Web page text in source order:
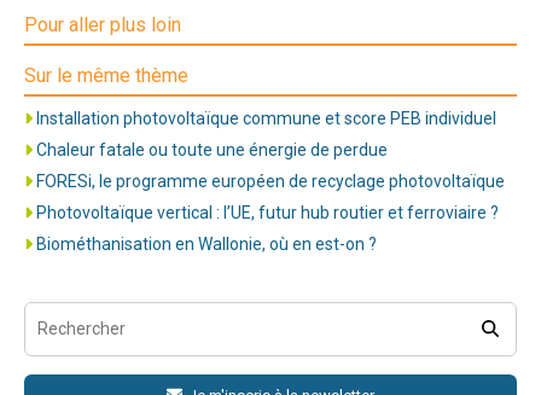
Pour aller plus loin
Sur le même thème
Installation photovoltaïque commune et score PEB individuel
Chaleur fatale ou toute une énergie de perdue
FORESi, le programme européen de recyclage photovoltaïque
Photovoltaïque vertical : l’UE, futur hub routier et ferroviaire ?
Biométhanisation en Wallonie, où en est-on ?